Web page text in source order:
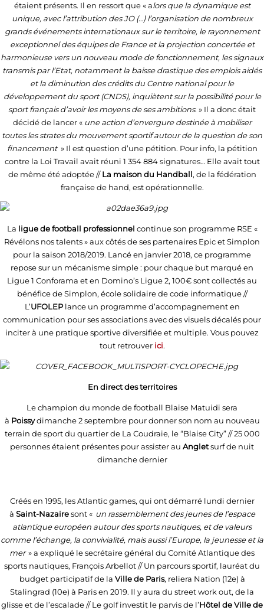
étaient présents. Il en ressort que « alors que la dynamique est
unique, avec l’attribution des JO (…) l’organisation de nombreux
grands événements internationaux sur le territoire, le rayonnement
exceptionnel des équipes de France et la projection concertée et
harmonieuse vers un nouveau mode de fonctionnement, les signaux
transmis par l’Etat, notamment la baisse drastique des emplois aidés
et la diminution des crédits du Centre national pour le
développement du sport (CNDS), inquiètent sur la possibilité pour le
sport français d’avoir les moyens de ses ambitions. » Il a donc était
décidé de lancer « une action d’envergure destinée à mobiliser
toutes les strates du mouvement sportif autour de la question de son
financement» Il est question d’une pétition. Pour info, la pétition
contre la Loi Travail avait réuni 1 354 884 signatures… Elle avait tout
de même été adoptée //La maison du Handball, de la fédération
française de hand, est opérationnelle.
La ligue de football professionnel continue son programme RSE «
Révélons nos talents » aux côtés de ses partenaires Epic et Simplon
pour la saison 2018/2019. Lancé en janvier 2018, ce programme
repose sur un mécanisme simple : pour chaque but marqué en
Ligue 1 Conforama et en Domino’s Ligue 2, 100€ sont collectés au
bénéfice de Simplon, école solidaire de code informatique //
L’UFOLEPlance un programme d’accompagnement en
communication pour ses associations avec des visuels décalés pour
inciter à une pratique sportive diversifiée et multiple. Vous pouvez
tout retrouver ici.
En direct des territoires
Le champion du monde de football Blaise Matuidi sera
à Poissydimanche 2 septembre pour donner son nom au nouveau
terrain de sport du quartier de La Coudraie, le “Blaise City” // 25 000
personnes étaient présentes pour assister au Angletsurf de nuit
dimanche dernier
Créés en 1995, les Atlantic games, qui ont démarré lundi dernier
à Saint-Nazairesont « un rassemblement des jeunes de l’espace
atlantique européen autour des sports nautiques, et de valeurs
comme l’échange, la convivialité, mais aussi l’Europe, la jeunesse et la
mer» a expliqué le secrétaire général du Comité Atlantique des
sports nautiques, François Arbellot // Un parcours sportif, lauréat du
budget participatif de la Ville de Paris, reliera Nation (12e) à
Stalingrad (10e) à Paris en 2019. Il y aura du street work out, de la
glisse et de l’escalade // Le golf investit le parvis de l’Hôtel de Ville de